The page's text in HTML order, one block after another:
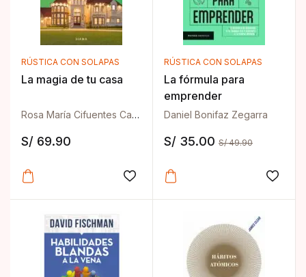
RÚSTICA CON SOLAPAS
La magia de tu casa
Rosa María Cifuentes Castañeda
S/ 69.90
Añadir a la lista de deseos
RÚSTICA CON SOLAPAS
La fórmula para
emprender
Daniel Bonifaz Zegarra
S/ 35.00 S/49.90